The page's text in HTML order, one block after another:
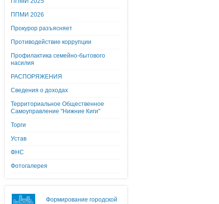
ППМИ 2026
Прокурор разъясняет
Противодействие коррупции
Профилактика семейно-бытового
насилия
РАСПОРЯЖЕНИЯ
Сведения о доходах
Территориальное Общественное
Самоуправление "Нижние Киги"
Торги
Устав
ФНС
Фотогалерея
Формирование городской